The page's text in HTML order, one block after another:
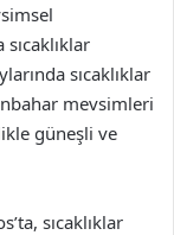
sıcaklıklar
mevsimleri
güneşli ve
sıcaklıklar